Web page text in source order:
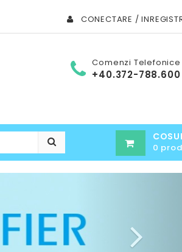
CONECTARE /
Comenzi Telefonice
+40.372-788.600
0
Next